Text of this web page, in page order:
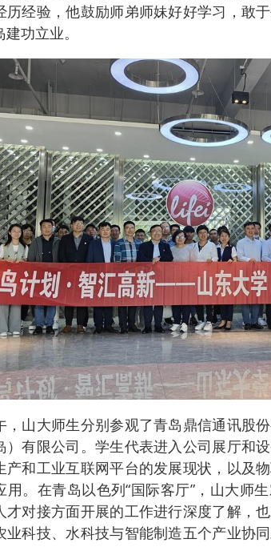
历经验，他鼓励师弟师妹好好学习，敢
功立业。
，山大师生分别参观了青岛鼎信通讯股
）有限公司。学生代表进入公司展厅和
产和工业互联网平台的发展现状，以及
用。在青岛以色列“国际客厅”，山大师
才对接方面开展的工作进行深度了解，
业科技、水科技与智能制造五个产业协